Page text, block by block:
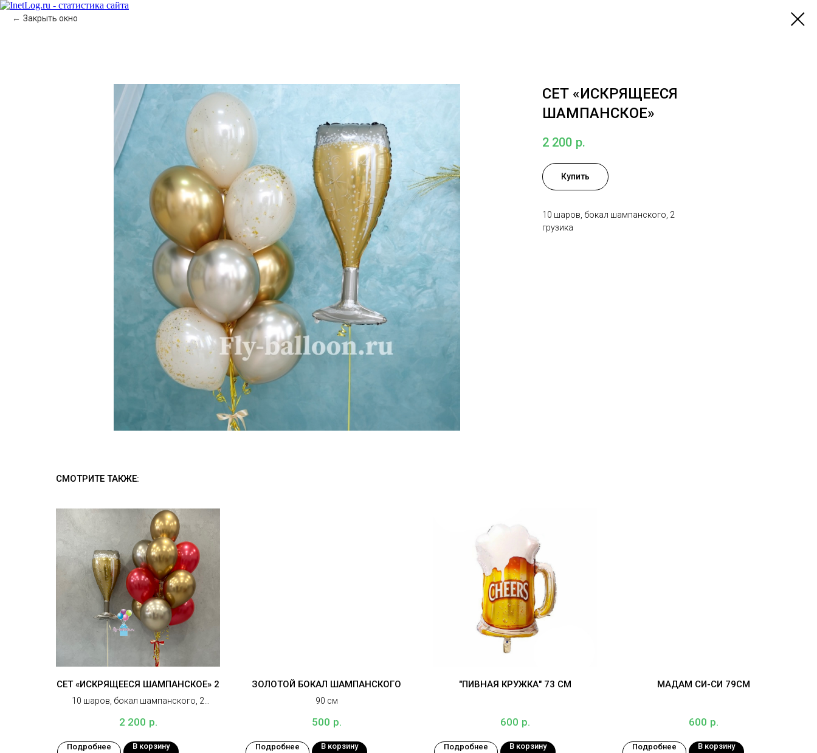
Закрыть окно
СЕТ «ИСКРЯЩЕЕСЯ
ШАМПАНСКОЕ»
2 200 р.
Купить
10 шаров, бокал шампанского, 2
грузика
СМОТРИТЕ ТАКЖЕ:
СЕТ «ИСКРЯЩЕЕСЯ ШАМПАНСКОЕ» 2
10 шаров, бокал шампанского, 2
2 200 р.
Подробнее В корзину
ЗОЛОТОЙ БОКАЛ ШАМПАНСКОГО
90 см
500 р.
Подробнее В корзину
"ПИВНАЯ КРУЖКА" 73 СМ
600 р.
Подробнее В корзину
МАДАМ СИ-СИ 79СМ
600 р.
Подробнее В корзину